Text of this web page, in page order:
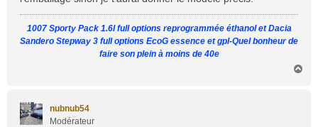
1007 Sporty Pack 1.6l full options reprogrammée éthanol et Dacia
Sandero Stepway 3 full options EcoG essence et gpl-Quel bonheur de
faire son plein à moins de 40e
nubnub54
Modérateur